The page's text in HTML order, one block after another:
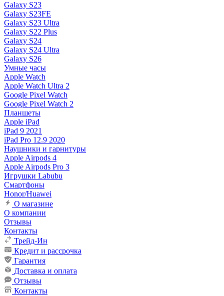
Galaxy S23
Galaxy S23FE
Galaxy S23 Ultra
Galaxy S22 Plus
Galaxy S24
Galaxy S24 Ultra
Galaxy S26
Умные часы
Apple Watch
Apple Watch Ultra 2
Google Pixel Watch
Google Pixel Watch 2
Планшеты
Apple iPad
iPad 9 2021
iPad Pro 12.9 2020
Наушники и гарнитуры
Apple Airpods 4
Apple Airpods Pro 3
Игрушки Labubu
Смартфоны
Honor/Huawei
О магазине
О компании
Отзывы
Контакты
Трейд-Ин
Кредит и рассрочка
Гарантия
Доставка и оплата
Отзывы
Контакты